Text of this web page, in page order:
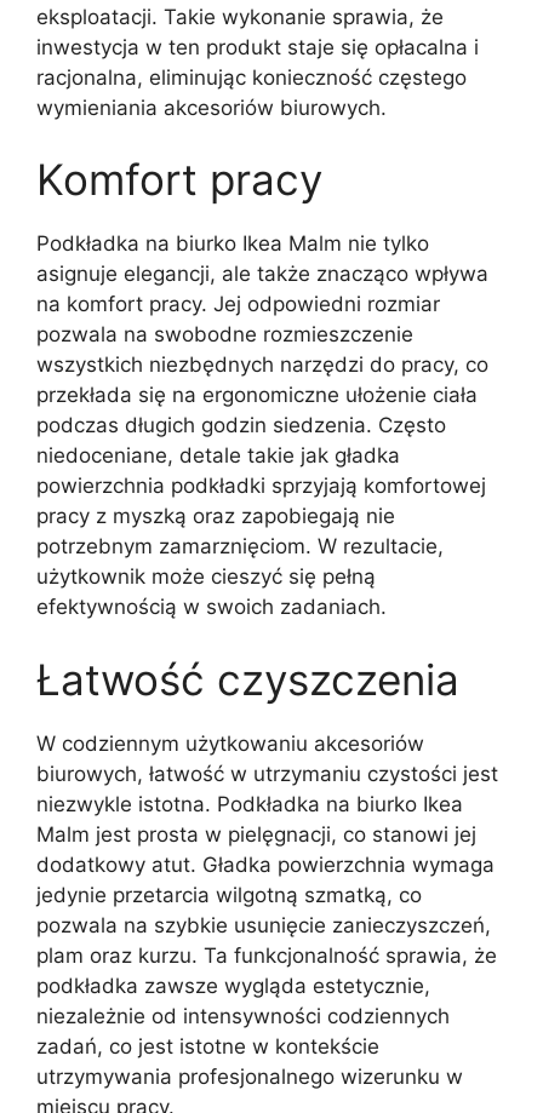
eksploatacji. Takie wykonanie sprawia, że
inwestycja w ten produkt staje się opłacalna i
racjonalna, eliminując konieczność częstego
wymieniania akcesoriów biurowych.
Komfort pracy
Podkładka na biurko Ikea Malm nie tylko
asignuje elegancji, ale także znacząco wpływa
na komfort pracy. Jej odpowiedni rozmiar
pozwala na swobodne rozmieszczenie
wszystkich niezbędnych narzędzi do pracy, co
przekłada się na ergonomiczne ułożenie ciała
podczas długich godzin siedzenia. Często
niedoceniane, detale takie jak gładka
powierzchnia podkładki sprzyjają komfortowej
pracy z myszką oraz zapobiegają nie
potrzebnym zamarznięciom. W rezultacie,
użytkownik może cieszyć się pełną
efektywnością w swoich zadaniach.
Łatwość czyszczenia
W codziennym użytkowaniu akcesoriów
biurowych, łatwość w utrzymaniu czystości jest
niezwykle istotna. Podkładka na biurko Ikea
Malm jest prosta w pielęgnacji, co stanowi jej
dodatkowy atut. Gładka powierzchnia wymaga
jedynie przetarcia wilgotną szmatką, co
pozwala na szybkie usunięcie zanieczyszczeń,
plam oraz kurzu. Ta funkcjonalność sprawia, że
podkładka zawsze wygląda estetycznie,
niezależnie od intensywności codziennych
zadań, co jest istotne w kontekście
utrzymywania profesjonalnego wizerunku w
miejscu pracy.